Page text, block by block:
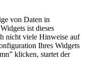
von Daten in
ist dieses
nicht viele Hinweise auf
Ihres Widgets
klicken, startet der